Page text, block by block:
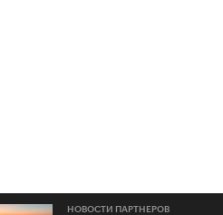
НОВОСТИ ПАРТНЕРОВ